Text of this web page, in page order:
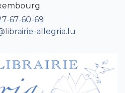
67-60-69
allegria.lu